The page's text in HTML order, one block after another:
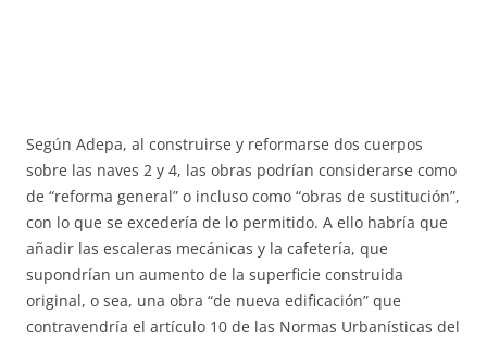
Según Adepa, al construirse y reformarse dos cuerpos
sobre las naves 2 y 4, las obras podrían considerarse como
de “reforma general” o incluso como “obras de sustitución”,
con lo que se excedería de lo permitido. A ello habría que
añadir las escaleras mecánicas y la cafetería, que
supondrían un aumento de la superficie construida
original, o sea, una obra “de nueva edificación” que
contravendría el artículo 10 de las Normas Urbanísticas del